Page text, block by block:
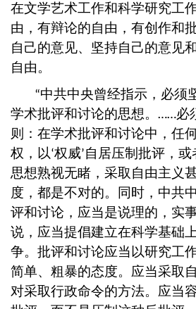
在文学艺术工作和科学研究工
由，有辩论的自由，有创作和
自己的意见、坚持自己的意见
自由。
“中共中央曾经指示，必须
学术批评和讨论的思想。 ……必
则：在学术批评和讨论中，任
权，以‘权威’自居压制批评，
思想熟视无睹，采取自由主义
度，都是不对的。同时，中共
评和讨论，应当是说理的，实
说，应当提倡建立在科学基础
争。批评和讨论应当以研究工
简单、粗暴的态度。应当采取
对采取行政命令的方法。应当